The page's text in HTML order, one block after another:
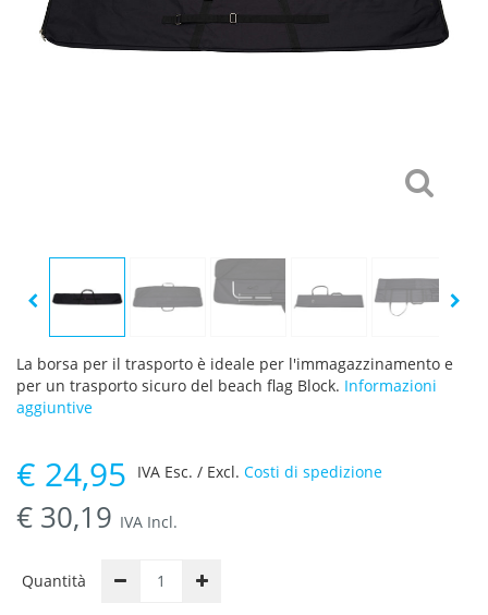
La borsa per il trasporto è ideale per l'immagazzinamento e
per un trasporto sicuro del beach flag Block. Informazioni
aggiuntive
€ 24,95
€ 30,19 IVA Incl.
IVA Esc. / Excl. Costi di spedizione
Quantità